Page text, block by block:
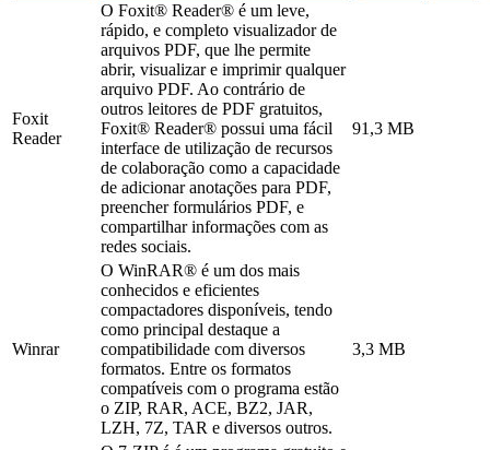
Foxit
Reader
O Foxit® Reader® é um leve,
rápido, e completo visualizador de
arquivos PDF, que lhe permite
abrir, visualizar e imprimir qualquer
arquivo PDF. Ao contrário de
outros leitores de PDF gratuitos,
Foxit® Reader® possui uma fácil
interface de utilização de recursos
de colaboração como a capacidade
de adicionar anotações para PDF,
preencher formulários PDF, e
compartilhar informações com as
redes sociais.
91,3 MB
Winrar
O WinRAR® é um dos mais
conhecidos e eficientes
compactadores disponíveis, tendo
como principal destaque a
compatibilidade com diversos
formatos. Entre os formatos
compatíveis com o programa estão
o ZIP, RAR, ACE, BZ2, JAR,
LZH, 7Z, TAR e diversos outros.
3,3 MB